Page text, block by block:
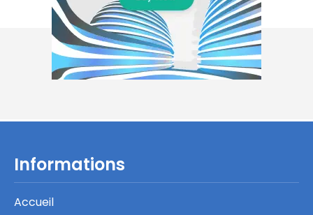
Informations
Accueil